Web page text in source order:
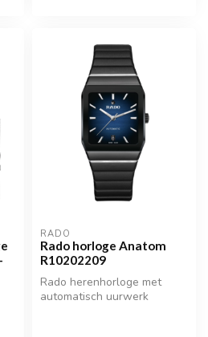
RADO
Rado horloge Anatom
R10202209
Rado herenhorloge met
automatisch uurwerk